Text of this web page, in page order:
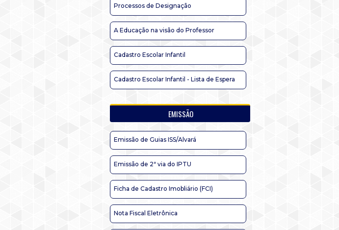
Processos de Designação
A Educação na visão do Professor
Cadastro Escolar Infantil
Cadastro Escolar Infantil - Lista de Espera
EMISSÃO
Emissão de Guias ISS/Alvará
Emissão de 2ª via do IPTU
Ficha de Cadastro Imobliário (FCI)
Nota Fiscal Eletrônica